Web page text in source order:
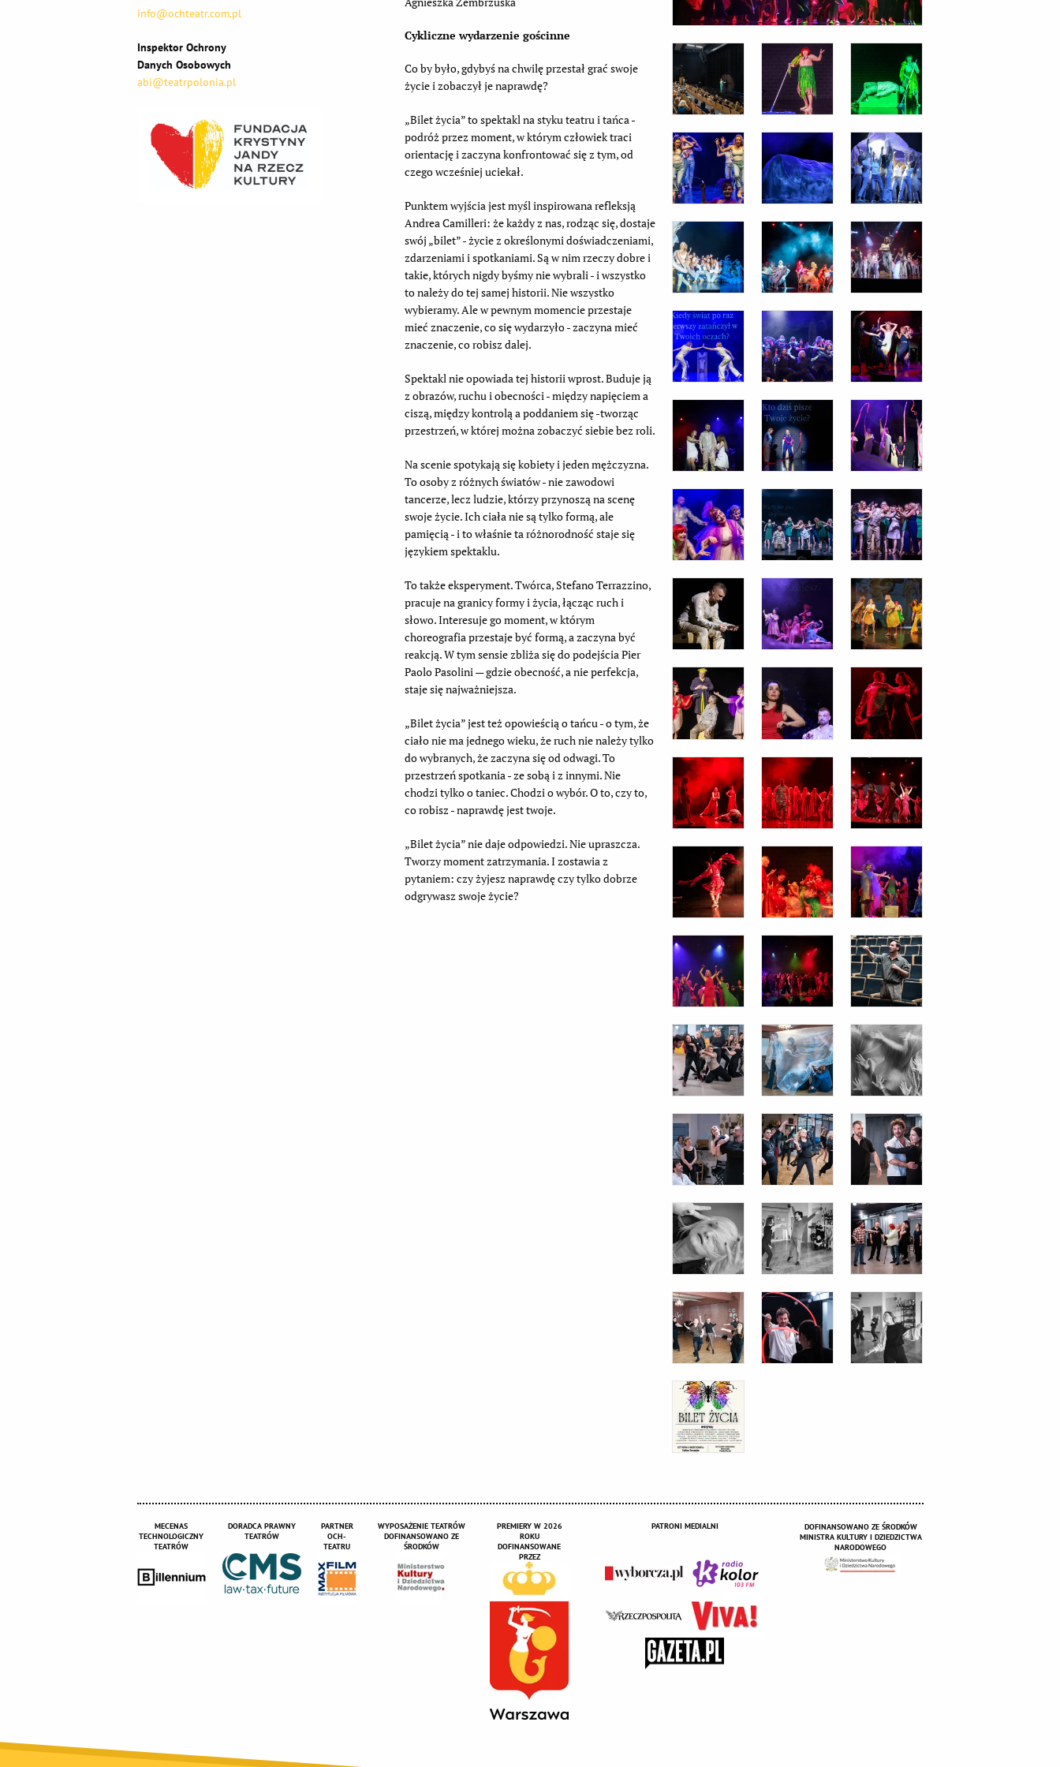
info@ochteatr.com.pl
Inspektor Ochrony
Danych Osobowych
abi@teatrpolonia.pl
Cykliczne wydarzenie gościnne
Co by było, gdybyś na chwilę przestał grać swoje
życie i zobaczył je naprawdę?
„Bilet życia” to spektakl na styku teatru i tańca -
podróż przez moment, w którym człowiek traci
orientację i zaczyna konfrontować się z tym, od
czego wcześniej uciekał.
Punktem wyjścia jest myśl inspirowana refleksją
Andrea Camilleri: że każdy z nas, rodząc się, dostaje
swój „bilet” - życie z określonymi doświadczeniami,
zdarzeniami i spotkaniami. Są w nim rzeczy dobre i
takie, których nigdy byśmy nie wybrali - i wszystko
to należy do tej samej historii. Nie wszystko
wybieramy. Ale w pewnym momencie przestaje
mieć znaczenie, co się wydarzyło - zaczyna mieć
znaczenie, co robisz dalej.
Spektakl nie opowiada tej historii wprost. Buduje ją
z obrazów, ruchu i obecności - między napięciem a
ciszą, między kontrolą a poddaniem się -tworząc
przestrzeń, w której można zobaczyć siebie bez roli.
Na scenie spotykają się kobiety i jeden mężczyzna.
To osoby z różnych światów - nie zawodowi
tancerze, lecz ludzie, którzy przynoszą na scenę
swoje życie. Ich ciała nie są tylko formą, ale
pamięcią - i to właśnie ta różnorodność staje się
językiem spektaklu.
To także eksperyment. Twórca, Stefano Terrazzino,
pracuje na granicy formy i życia, łącząc ruch i
słowo. Interesuje go moment, w którym
choreografia przestaje być formą, a zaczyna być
reakcją. W tym sensie zbliża się do podejścia Pier
Paolo Pasolini — gdzie obecność, a nie perfekcja,
staje się najważniejsza.
„Bilet życia” jest też opowieścią o tańcu - o tym, że
ciało nie ma jednego wieku, że ruch nie należy tylko
do wybranych, że zaczyna się od odwagi. To
przestrzeń spotkania - ze sobą i z innymi. Nie
chodzi tylko o taniec. Chodzi o wybór. O to, czy to,
co robisz - naprawdę jest twoje.
„Bilet życia” nie daje odpowiedzi. Nie upraszcza.
Tworzy moment zatrzymania. I zostawia z
pytaniem: czy żyjesz naprawdę czy tylko dobrze
odgrywasz swoje życie?
MECENAS
TECHNOLOGICZNY
TEATRÓW
DORADCA PRAWNY
TEATRÓW
PARTNER
OCH-
TEATRU
WYPOSAŻENIE TEATRÓW
DOFINANSOWANO ZE
ŚRODKÓW
PREMIERY W 2026
ROKU
DOFINANSOWANE
PRZEZ
PATRONI MEDIALNI
DOFINANSOWANO ZE ŚRODKÓW
MINISTRA KULTURY I DZIEDZICTWA
NARODOWEGO